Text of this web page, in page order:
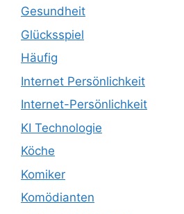
Gesundheit
Glücksspiel
Häufig
Internet Persönlichkeit
Internet-Persönlichkeit
KI Technologie
Köche
Komiker
Komödianten